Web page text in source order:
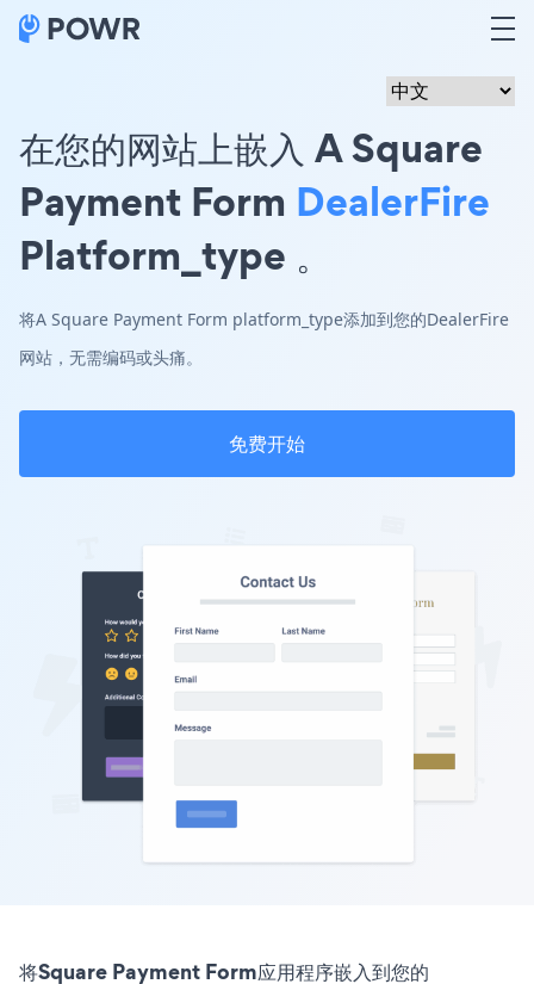
在您的网站上嵌入 A Square
Payment Form DealerFire
Platform_type 。
将A Square Payment Form platform_type添加到您的DealerFire
网站，无需编码或头痛。
免费开始
将Square Payment Form应用程序嵌入到您的